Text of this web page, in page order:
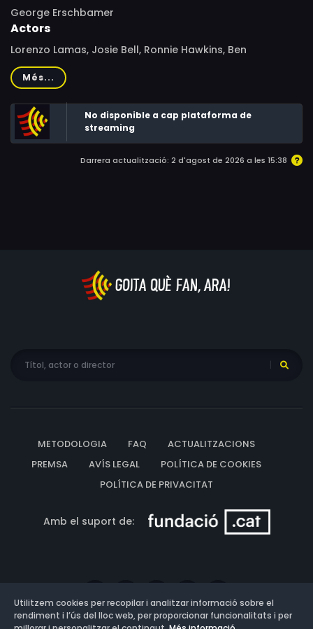
George Erschbamer
Actors
Lorenzo Lamas, Josie Bell, Ronnie Hawkins, Ben
DiGregorio, Ron Palillo, Mowava Pryor, Sandra Brown, Rick
Collins, Michael Ballew
Més...
No disponible a cap plataforma de
streaming
Darrera actualització: 2 d'agost de 2026 a les 15:38
METODOLOGIA FAQ
ACTUALITZACIONS
PREMSA
AVÍS LEGAL
POLÍTICA DE COOKIES
POLÍTICA DE PRIVACITAT
Amb el suport de:
Utilitzem cookies per recopilar i analitzar informació sobre el
rendiment i l’ús del lloc web, per proporcionar funcionalitats i per